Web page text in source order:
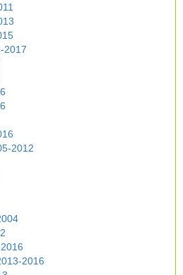
2017
2012
2016